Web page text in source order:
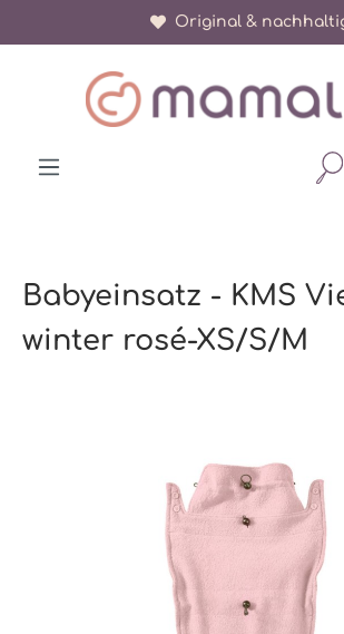
Original &
Babyeinsatz - KMS
winter rosé-XS/S/M